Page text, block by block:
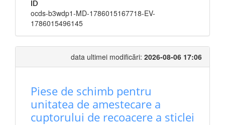
ID
ocds-b3wdp1-MD-1786015167718-EV-
1786015496145
data ultimei modificări: 2026-08-06 17:06
Piese de schimb pentru
unitatea de amestecare a
cuptorului de recoacere a sticlei